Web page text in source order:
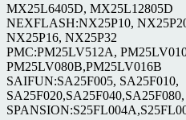
MX25L6405D, MX25L12805D
NEXFLASH:NX25P10,
NX25P16, NX25P32
PMC:PM25LV512A,
PM25LV080B,PM25LV016B
SAIFUN:SA25F005, SA25F010,